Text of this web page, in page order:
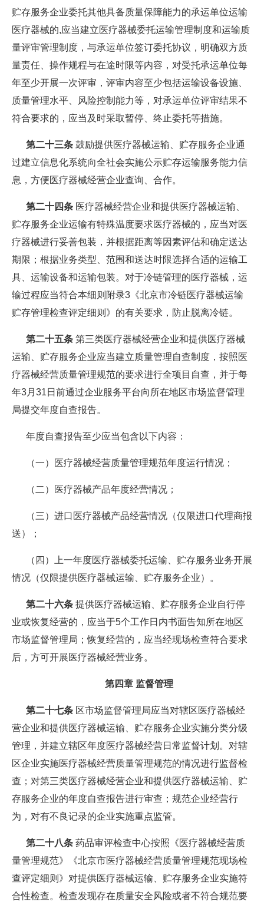
贮存服务企业委托其他具备质量保障能力的承运单位运输
医疗器械的,应当建立医疗器械委托运输管理制度和运输质
量评审管理制度，与承运单位签订委托协议，明确双方质
量责任、操作规程与在途时限等内容，对受托承运单位每
年至少开展一次评审，评审内容至少包括运输设备设施、
质量管理水平、风险控制能力等，对承运单位评审结果不
符合要求的，应当及时采取暂停、终止委托等措施。
第二十三条 鼓励提供医疗器械运输、贮存服务企业通
过建立信息化系统向全社会实施公示贮存运输服务能力信
息，方便医疗器械经营企业查询、合作。
第二十四条 医疗器械经营企业和提供医疗器械运输、
贮存服务企业运输有特殊温度要求医疗器械的，应当对医
疗器械进行妥善包装，并根据距离等因素评估和确定送达
期限；根据业务类型、范围和送达时限选择合适的运输工
具、运输设备和运输包装。对于冷链管理的医疗器械，运
输过程应当符合本细则附录3《北京市冷链医疗器械运输
贮存管理检查评定细则》的有关要求，防止脱离冷链。
第二十五条 第三类医疗器械经营企业和提供医疗器械
运输、贮存服务企业应当建立质量管理自查制度，按照医
疗器械经营质量管理规范的要求进行全项目自查，并于每
年3月31日前通过企业服务平台向所在地区市场监督管理
局提交年度自查报告。
年度自查报告至少应当包含以下内容：
（一）医疗器械经营质量管理规范年度运行情况；
（二）医疗器械产品年度经营情况；
（三）进口医疗器械产品经营情况（仅限进口代理商报
送）；
（四）上一年度医疗器械委托运输、贮存服务业务开展
情况（仅限提供医疗器械运输、贮存服务企业）。
第二十六条 提供医疗器械运输、贮存服务企业自行停
业或恢复经营的，应当于5个工作日内书面告知所在地区
市场监督管理局；恢复经营的，应当经现场检查符合要求
后，方可开展医疗器械经营业务。
第四章 监督管理
第二十七条 区市场监督管理局应当对辖区医疗器械经
营企业和提供医疗器械运输、贮存服务企业实施分类分级
管理，并建立辖区年度医疗器械经营日常监督计划。对辖
区企业实施医疗器械经营质量管理规范的情况进行监督检
查；对第三类医疗器械经营企业和提供医疗器械运输、贮
存服务企业的年度自查报告进行审查；规范企业经营行
为，对有不良记录的企业实施重点监管。
第二十八条 药品审评检查中心按照《医疗器械经营质
量管理规范》《北京市医疗器械经营质量管理规范现场检
查评定细则》对提供医疗器械运输、贮存服务企业实施符
合性检查。检查发现存在质量安全风险或者不符合规范要